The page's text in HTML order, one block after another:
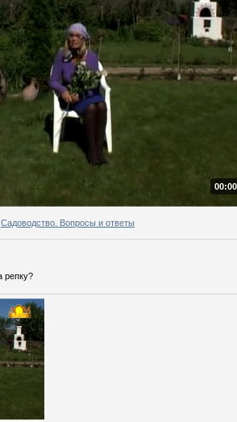
Садоводство. Вопросы и ответы
репку?